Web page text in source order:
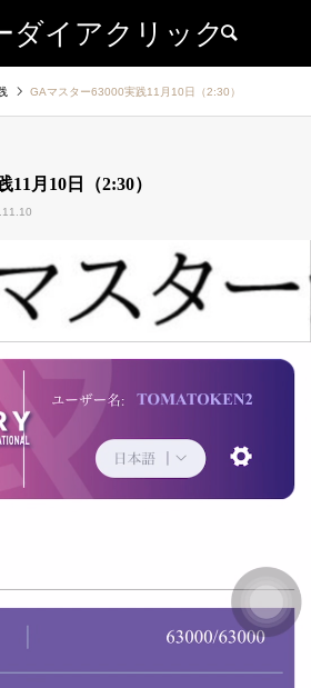
ダイアクリック
GAマスター63000実践11月10日（2:30）
11月10日（2:30）